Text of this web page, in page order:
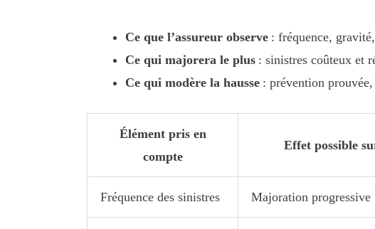
Ce que l’assureur observe : fréquence,
Ce qui majorera le plus : sinistres coûteux et
Ce qui modère la hausse : prévention
Élément pris en
compte
Effet possible
Fréquence des sinistres Majoration progressive